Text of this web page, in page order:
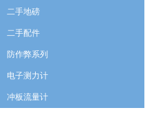
二手地磅
二手配件
防作弊系列
电子测力计
冲板流量计